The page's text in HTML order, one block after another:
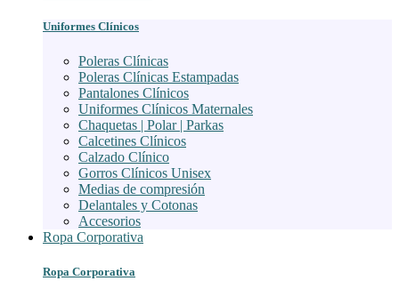
Uniformes Clínicos
Poleras Clínicas
Poleras Clínicas Estampadas
Pantalones Clínicos
Uniformes Clínicos Maternales
Chaquetas | Polar | Parkas
Calcetines Clínicos
Calzado Clínico
Gorros Clínicos Unisex
Medias de compresión
Delantales y Cotonas
Accesorios
Ropa Corporativa
Ropa Corporativa